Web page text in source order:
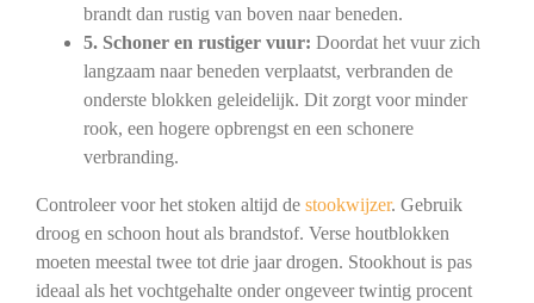
brandt dan rustig van boven naar beneden.
5. Schoner en rustiger vuur: Doordat het vuur zich
langzaam naar beneden verplaatst, verbranden de
onderste blokken geleidelijk. Dit zorgt voor minder
rook, een hogere opbrengst en een schonere
verbranding.
Controleer voor het stoken altijd de stookwijzer. Gebruik
droog en schoon hout als brandstof. Verse houtblokken
moeten meestal twee tot drie jaar drogen. Stookhout is pas
ideaal als het vochtgehalte onder ongeveer twintig procent